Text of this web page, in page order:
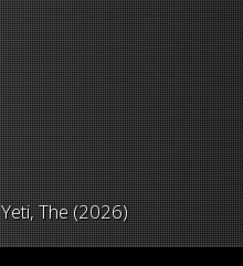
Yeti, The (2026)